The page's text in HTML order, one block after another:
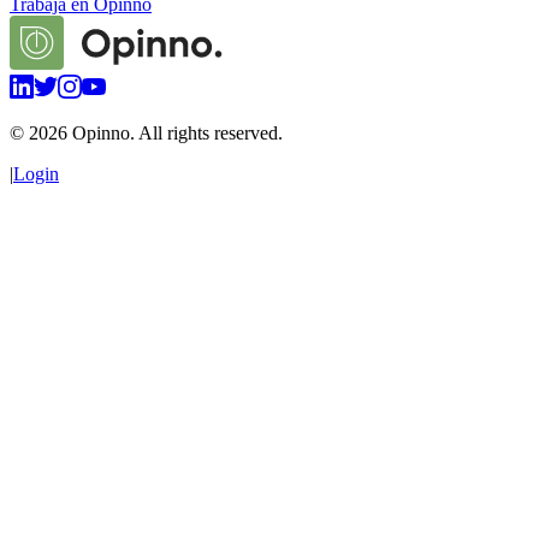
Trabaja en Opinno
© 2026 Opinno. All rights reserved.
|Login